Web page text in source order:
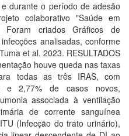
durante o período de adesão
colaborativo "Saúde em
Foram criados Gráficos de
analisadas, conforme
et al. 2023. RESULTADOS
houve queda nas taxas
todas as três IRAS, com
e 2,77% de casos novos,
associada à ventilação
de corrente sanguínea
(Infecção do trato urinário),